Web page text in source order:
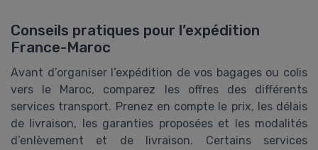
Conseils pratiques pour l’expédition
France-Maroc
Avant d’organiser l’expédition de vos bagages ou colis
vers le Maroc, comparez les offres des différents
services transport. Prenez en compte le prix, les délais
de livraison, les garanties proposées et les modalités
d’enlèvement et de livraison. Certains services